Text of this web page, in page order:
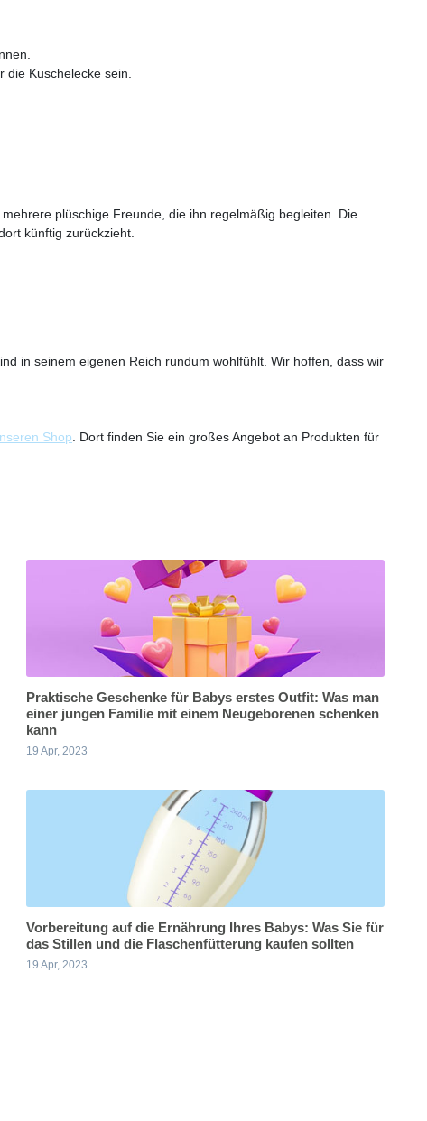
die Kuschelecke sein.
plüschige Freunde, die ihn regelmäßig begleiten. Die
künftig zurückzieht.
in seinem eigenen Reich rundum wohlfühlt. Wir hoffen, dass wir
Shop. Dort finden Sie ein großes Angebot an Produkten für
Praktische Geschenke für Babys erstes Outfit: Was man
einer jungen Familie mit einem Neugeborenen schenken
kann
19 Apr, 2023
Vorbereitung auf die Ernährung Ihres Babys: Was Sie für
das Stillen und die Flaschenfütterung kaufen sollten
19 Apr, 2023